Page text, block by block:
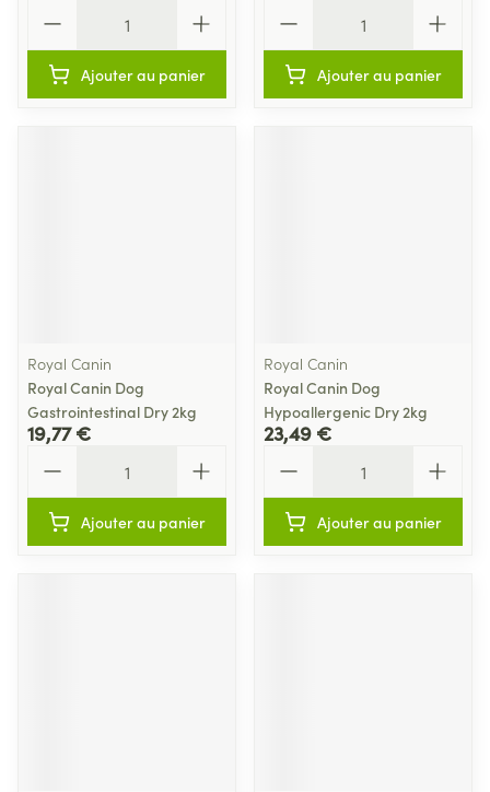
Ajouter au panier Ajouter au panier
Royal Canin
Royal Canin Dog
Gastrointestinal Dry 2kg
19,77 €
Ajouter au panier
Royal Canin
Royal Canin Dog
Hypoallergenic Dry 2kg
23,49 €
Ajouter au panier